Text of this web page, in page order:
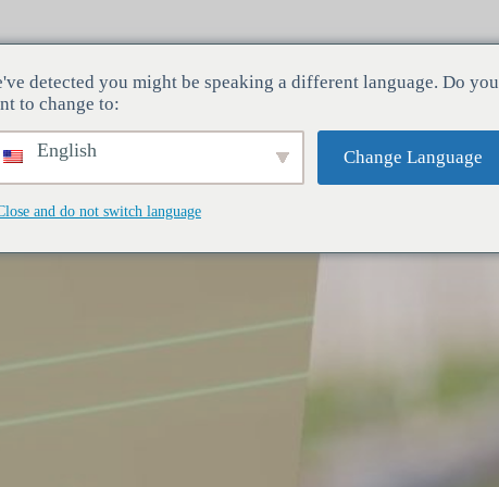
Servicios
detected you might be speaking a different language. Do you
to change to:
English Change Language
and do not switch language